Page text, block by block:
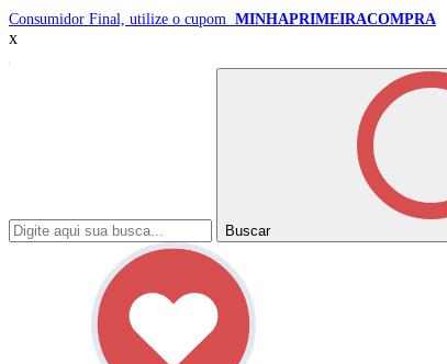
Consumidor Final, utilize o cupom MINHAPRIMEIRACOMPRA
x
Buscar